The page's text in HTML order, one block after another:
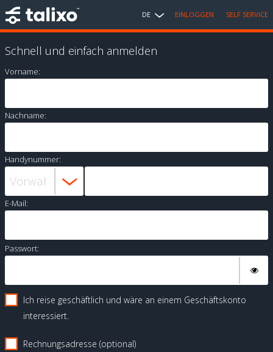
DE EINLOGGEN SELF SERVICE
Schnell und einfach anmelden
Vorname:
Nachname:
Handynummer:
E-Mail:
Passwort:
Ich reise geschäftlich und wäre an einem Geschäftskonto
interessiert.
Rechnungsadresse (optional)